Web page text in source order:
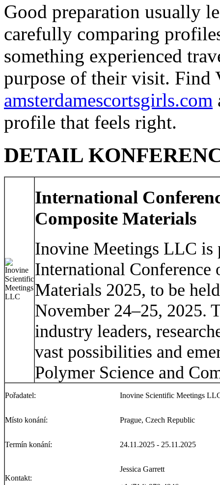
Good preparation usually
carefully comparing
something experienced
purpose of their visit. Find
amsterdamescortsgirls.com
profile that feels right.
DETAIL
International
Composite Materials
Inovine Meetings LLC is
International Conference
Materials 2025, to be
November 24–25, 2025.
industry leaders,
vast possibilities and
Polymer Science and
Pořadatel: Inovine Scientific Meetings
Místo konání: Prague, Czech Republic
Termín konání: 24.11.2025 - 25.11.2025
Kontakt:
Jessica Garrett